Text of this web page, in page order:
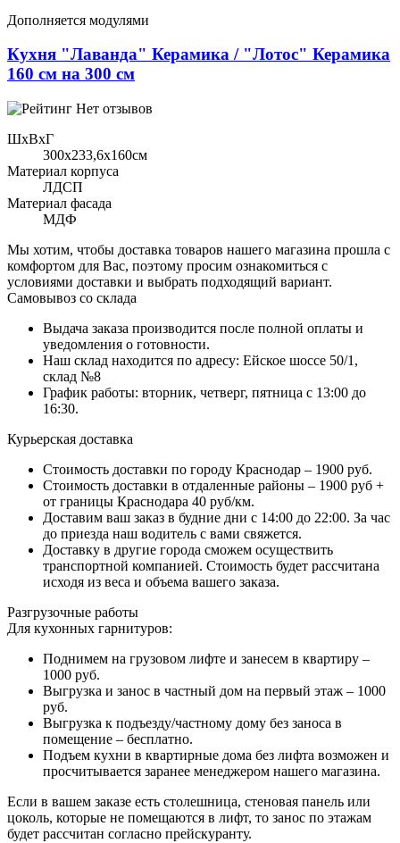
Дополняется модулями
Кухня "Лаванда" Керамика / "Лотос" Керамика
160 см на 300 см
Нет отзывов
ШхВхГ
300x233,6х160см
Материал корпуса
ЛДСП
Материал фасада
МДФ
Мы хотим, чтобы доставка товаров нашего магазина прошла с
комфортом для Вас, поэтому просим ознакомиться с
условиями доставки и выбрать подходящий вариант.
Самовывоз со склада
Выдача заказа производится после полной оплаты и
уведомления о готовности.
Наш склад находится по адресу: Ейское шоссе 50/1,
склад №8
График работы: вторник, четверг, пятница с 13:00 до
16:30.
Курьерская доставка
Стоимость доставки по городу Краснодар – 1900 руб.
Стоимость доставки в отдаленные районы – 1900 руб +
от границы Краснодара 40 руб/км.
Доставим ваш заказ в будние дни с 14:00 до 22:00. За час
до приезда наш водитель с вами свяжется.
Доставку в другие города сможем осуществить
транспортной компанией. Стоимость будет рассчитана
исходя из веса и объема вашего заказа.
Разгрузочные работы
Для кухонных гарнитуров:
Поднимем на грузовом лифте и занесем в квартиру –
1000 руб.
Выгрузка и занос в частный дом на первый этаж – 1000
руб.
Выгрузка к подъезду/частному дому без заноса в
помещение – бесплатно.
Подъем кухни в квартирные дома без лифта возможен и
просчитывается заранее менеджером нашего магазина.
Если в вашем заказе есть столешница, стеновая панель или
цоколь, которые не помещаются в лифт, то занос по этажам
будет рассчитан согласно прейскуранту.